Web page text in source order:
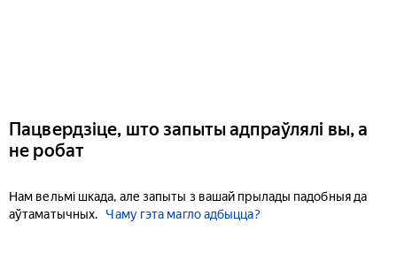
Пацвердзіце, што запыты адпраўлялі вы, а
не робат
Нам вельмі шкада, але запыты з вашай прылады падобныя да
аўтаматычных.
Чаму гэта магло адбыцца?